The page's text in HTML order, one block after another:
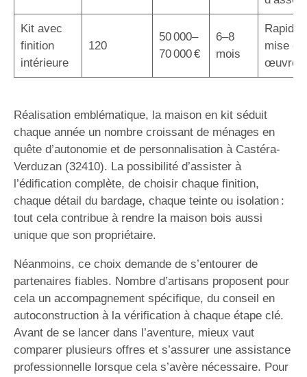
Kit avec
finition
intérieure
120
50 000–
70 000 €
6–8
mois
mise en
œuvre
Réalisation emblématique, la maison en kit séduit
chaque année un nombre croissant de ménages en
quête d’autonomie et de personnalisation à Castéra-
Verduzan (32410). La possibilité d’assister à
l’édification complète, de choisir chaque finition,
chaque détail du bardage, chaque teinte ou isolation :
tout cela contribue à rendre la maison bois aussi
unique que son propriétaire.
Néanmoins, ce choix demande de s’entourer de
partenaires fiables. Nombre d’artisans proposent pour
cela un accompagnement spécifique, du conseil en
autoconstruction à la vérification à chaque étape clé.
Avant de se lancer dans l’aventure, mieux vaut
comparer plusieurs offres et s’assurer une assistance
professionnelle lorsque cela s’avère nécessaire. Pour